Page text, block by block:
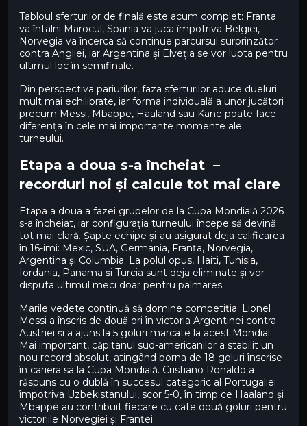
Tabloul sferturilor de finală este acum complet: Franța
va întâlni Marocul, Spania va juca împotriva Belgiei,
Norvegia va încerca să continue parcursul surprinzător
contra Angliei, iar Argentina și Elveția se vor lupta pentru
ultimul loc în semifinale.
Din perspectiva pariurilor, faza sferturilor aduce dueluri
mult mai echilibrate, iar forma individuală a unor jucători
precum Messi, Mbappe, Haaland sau Kane poate face
diferența în cele mai importante momente ale
turneului.
Etapa a doua s-a încheiat –
recorduri noi și calcule tot mai clare
Etapa a doua a fazei grupelor de la Cupa Mondială 2026
s-a încheiat, iar configurația turneului începe să devină
tot mai clară. Șapte echipe și-au asigurat deja calificarea
în 16-imi: Mexic, SUA, Germania, Franța, Norvegia,
Argentina și Columbia. La polul opus, Haiti, Tunisia,
Iordania, Panama și Turcia sunt deja eliminate și vor
disputa ultimul meci doar pentru palmares.
Marile vedete continuă să domine competiția. Lionel
Messi a înscris de două ori în victoria Argentinei contra
Austriei și a ajuns la 5 goluri marcate la acest Mondial.
Mai important, căpitanul sud-americanilor a stabilit un
nou record absolut, atingând borna de 18 goluri înscrise
în cariera sa la Cupa Mondială. Cristiano Ronaldo a
răspuns cu o dublă în succesul categoric al Portugaliei
împotriva Uzbekistanului, scor 5-0, în timp ce Haaland și
Mbappé au contribuit fiecare cu câte două goluri pentru
victoriile Norvegiei și Franței.